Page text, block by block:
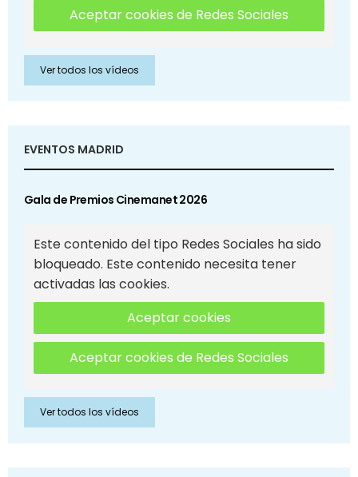
Aceptar cookies de Redes Sociales
Ver todos los vídeos
EVENTOS MADRID
Gala de Premios Cinemanet 2026
Este contenido del tipo Redes Sociales ha sido
bloqueado. Este contenido necesita tener
activadas las cookies.
Aceptar cookies
Aceptar cookies de Redes Sociales
Ver todos los vídeos